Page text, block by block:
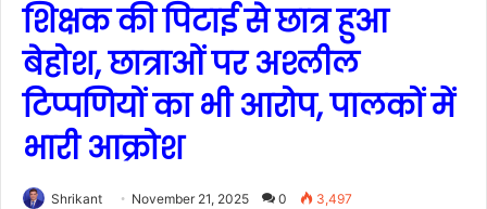
शिक्षक की पिटाई से छात्र हुआ
बेहोश, छात्राओं पर अश्लील
टिप्पणियों का भी आरोप, पालकों में
भारी आक्रोश
Shrikant November 21, 2025 0 3,497